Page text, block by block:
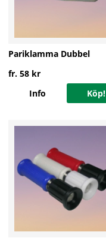
Pariklamma Dubbel
fr. 58 kr
Köp!
Info